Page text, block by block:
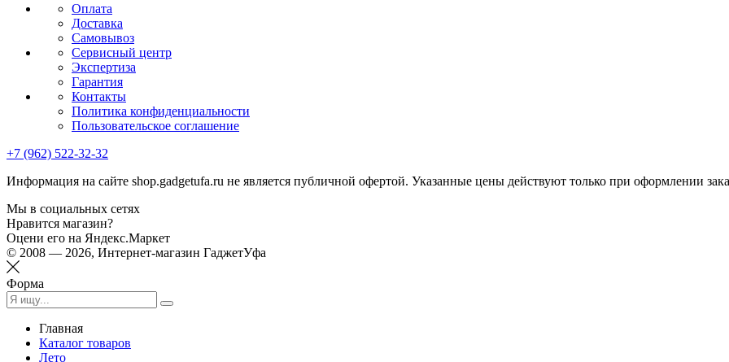
Оплата
Доставка
Самовывоз
Сервисный центр
Экспертиза
Гарантия
Контакты
Политика конфиденциальности
Пользовательское соглашение
+7 (962) 522-32-32
Информация на сайте shop.gadgetufa.ru не является публичной офертой. Указанные цены действуют только при оформлении
Мы в социальных сетях
Нравится магазин?
Оцени его на Яндекс.Маркет
© 2008 — 2026, Интернет-магазин ГаджетУфа
Форма
Главная
Каталог товаров
Лето